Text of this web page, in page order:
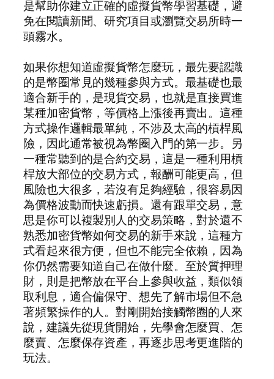
是幫助你建立正確的虛擬貨幣學習基礎，避
免在閱讀新聞、研究項目或瀏覽交易所時一
頭霧水。
如果你想知道虛擬貨幣怎麼玩，最先要認識
的是幣圈常見的幾種參與方式。最基礎也最
適合新手的，是現貨交易，也就是直接買進
某種加密貨幣，等價格上漲後再賣出。這種
方式操作邏輯最單純，不涉及太高的槓桿風
險，因此通常被視為幣圈入門的第一步。另
一種常聽到的是合約交易，這是一種利用槓
桿放大部位的交易方式，報酬可能更高，但
風險也大很多，若沒有足夠經驗，很容易因
為價格波動而快速虧損。還有跟單交易，意
思是你可以複製別人的交易策略，對於還不
熟悉加密貨幣如何交易的新手來說，這種方
式看起來很方便，但也不能完全依賴，因為
你仍然需要知道自己在做什麼。至於質押理
財，則是把幣放在平台上參與收益，類似領
取利息，適合偏保守、想先了解市場但不急
著頻繁操作的人。對剛開始接觸幣圈的人來
說，建議先從現貨開始，先學會怎麼買、怎
麼賣、怎麼保存資產，再逐步思考更進階的
玩法。